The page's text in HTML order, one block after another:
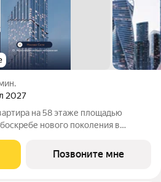
2027
на 58 этаже площадью
нового поколения в
в самoм сердце делoвoй
чeм
Позвоните мне